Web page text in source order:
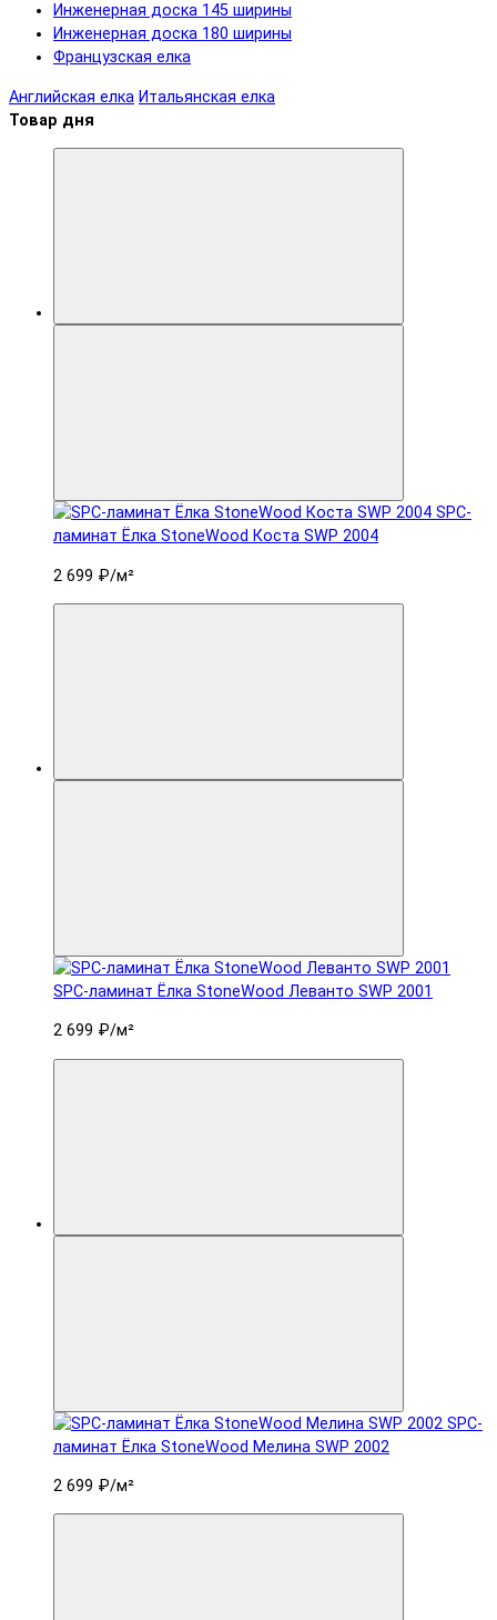
Инженерная доска 145 ширины
Инженерная доска 180 ширины
Французская елка
Английская елка Итальянская елка
Товар дня
SPC-
ламинат Ëлка StoneWood Коста SWP 2004
2 699 ₽/м²
SPC-ламинат Ëлка StoneWood Леванто SWP 2001
2 699 ₽/м²
SPC-
ламинат Ëлка StoneWood Мелина SWP 2002
2 699 ₽/м²